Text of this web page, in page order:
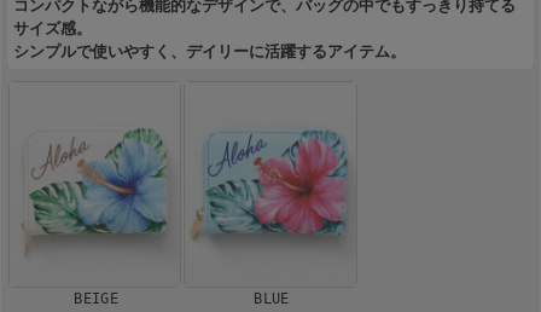
コンパクトながら機能的なデザインで、バッグの中でもすっきり持てる
サイズ感。
シンプルで使いやすく、デイリーに活躍するアイテム。
BEIGE BLUE